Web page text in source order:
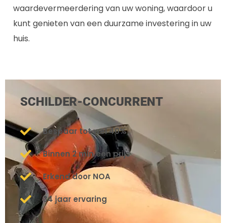
waardevermeerdering van uw woning, waardoor u
kunt genieten van een duurzame investering in uw
huis.
SCHILDER-CONCURRENT
Bespaar tot wel 40%
Binnen 2 min een prijs
Erkend door NOA
34 jaar ervaring